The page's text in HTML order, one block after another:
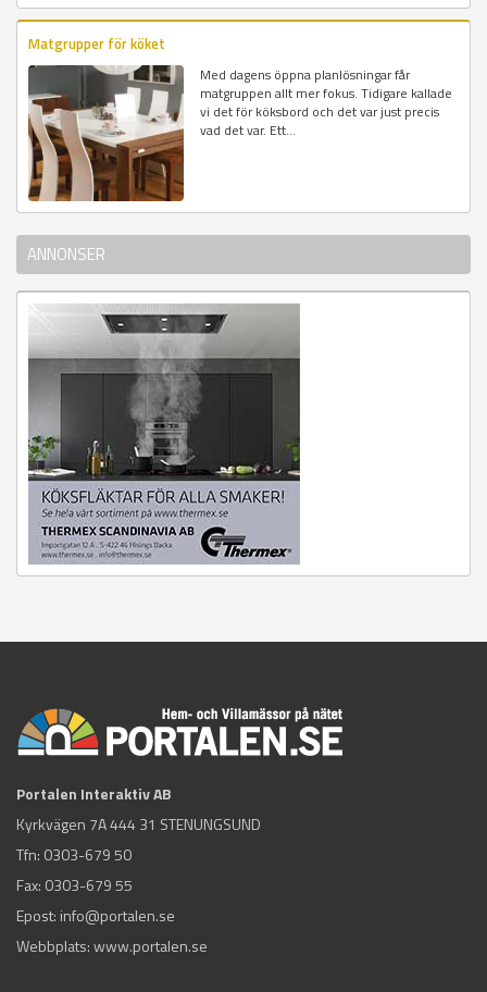
Matgrupper för köket
Med dagens öppna planlösningar får
matgruppen allt mer fokus. Tidigare kallade
vi det för köksbord och det var just precis
vad det var. Ett...
ANNONSER
Portalen Interaktiv AB
Kyrkvägen 7A 444 31 STENUNGSUND
Tfn: 0303-679 50
Fax: 0303-679 55
Epost: info@portalen.se
Webbplats: www.portalen.se